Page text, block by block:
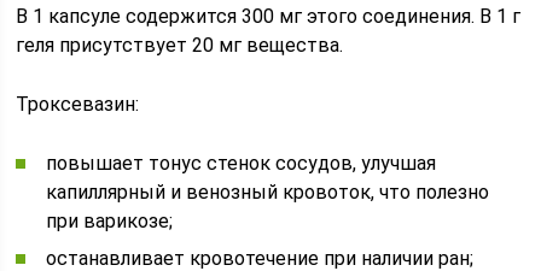
В 1 капсуле содержится 300 мг этого соединения. В 1 г
геля присутствует 20 мг вещества.
Троксевазин:
повышает тонус стенок сосудов, улучшая
капиллярный и венозный кровоток, что полезно
при варикозе;
останавливает кровотечение при наличии ран;